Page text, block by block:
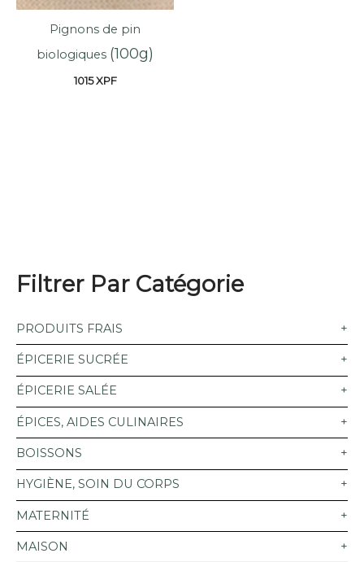
Filtrer Par Catégorie
PRODUITS FRAIS
ÉPICERIE SUCRÉE
ÉPICERIE SALÉE
ÉPICES, AIDES CULINAIRES
BOISSONS
HYGIÈNE, SOIN DU CORPS
MATERNITÉ
MAISON
Pignons de pin
biologiques (100g)
1015XPF